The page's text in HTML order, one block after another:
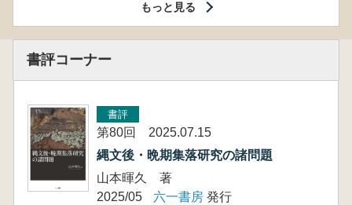
もっと見る
書評コーナー
書評
第80回 2025.07.15
縄文後・晩期集落研究の諸問題
山本暉久 著
2025/05
六一書房 発行